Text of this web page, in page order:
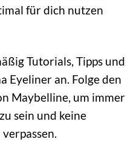
für dich nutzen
Tutorials, Tipps und
Eyeliner an. Folge den
Maybelline, um immer
sein und keine